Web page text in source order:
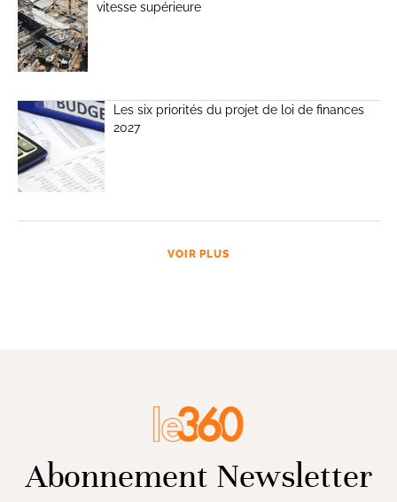
vitesse supérieure
Les six priorités du projet de loi de finances
2027
VOIR PLUS
Abonnement Newsletter